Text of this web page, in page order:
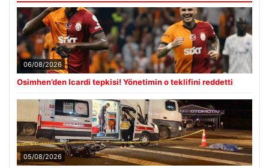
06/08/2026
Osimhen’den Icardi tepkisi! Yönetimin o teklifini reddetti
05/08/2026